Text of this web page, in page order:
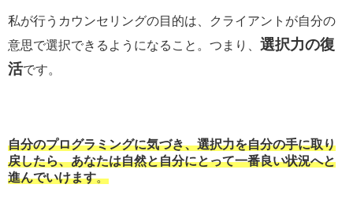
私が行うカウンセリングの目的は、クライアントが自分の
意思で選択できるようになること。つまり、 選択力の復
活です。
自分のプログラミングに気づき、選択力を自分の手に取り
戻したら、あなたは自然と自分にとって一番良い状況へと
進んでいけます。